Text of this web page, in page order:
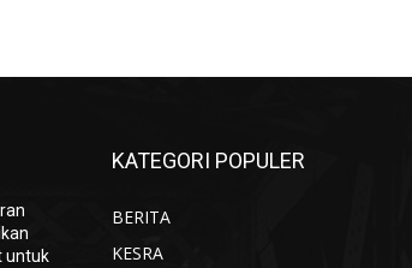
untuk
KATEGORI POPULER
BERITA
KESRA